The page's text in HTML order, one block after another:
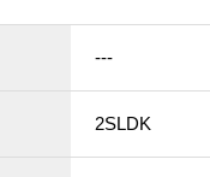
---
2SLDK